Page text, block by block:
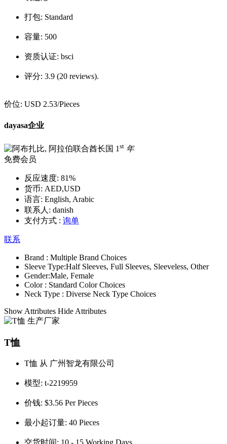
打包: Standard
容量: 500
资质认证: bsci
评分: 3.9 (20 reviews).
价位: USD 2.53/Pieces
dayasa企业
1 st 年
免费会员
反应速度: 81%
货币: AED,USD
语言: English, Arabic
联系人: danish
支付方式 : 询单
联系
Brand : Multiple Brand Choices
Sleeve Type:Half Sleeves, Full Sleeves, Sleeveless, Other
Gender:Male, Female
Color : Standard Color Choices
Neck Type : Diverse Neck Type Choices
Show Attributes Hide Attributes
T恤
T恤 从 广州智龙有限公司
模型: t-2219959
价钱: $3.56 Per Pieces
最小起订量: 40 Pieces